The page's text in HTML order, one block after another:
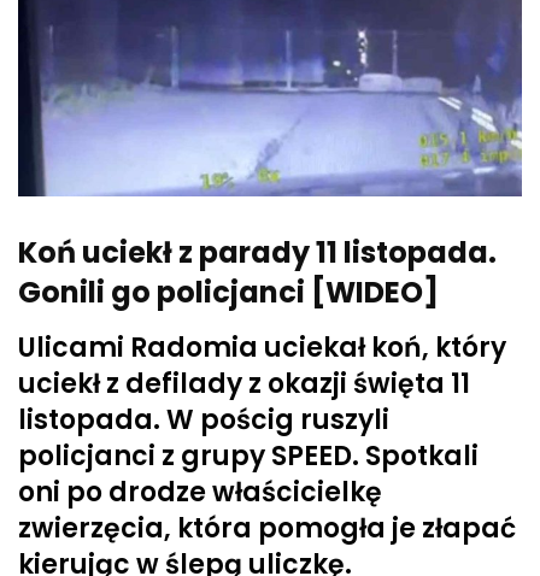
Koń uciekł z parady 11 listopada.
Gonili go policjanci [WIDEO]
Ulicami Radomia uciekał koń, który
uciekł z defilady z okazji święta 11
listopada. W pościg ruszyli
policjanci z grupy SPEED. Spotkali
oni po drodze właścicielkę
zwierzęcia, która pomogła je złapać
kierując w ślepą uliczkę.